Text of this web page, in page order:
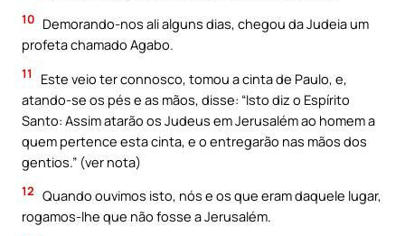
10 Demorando-nos ali alguns dias, chegou da Judeia um
profeta chamado Agabo.
11
Este veio ter connosco, tomou a cinta de Paulo, e,
atando-se os pés e as mãos, disse: “Isto diz o Espírito
Santo: Assim atarão os Judeus em Jerusalém ao homem a
quem pertence esta cinta, e o entregarão nas mãos dos
gentios.” (ver nota)
12 Quando ouvimos isto, nós e os que eram daquele lugar,
rogamos-lhe que não fosse a Jerusalém.